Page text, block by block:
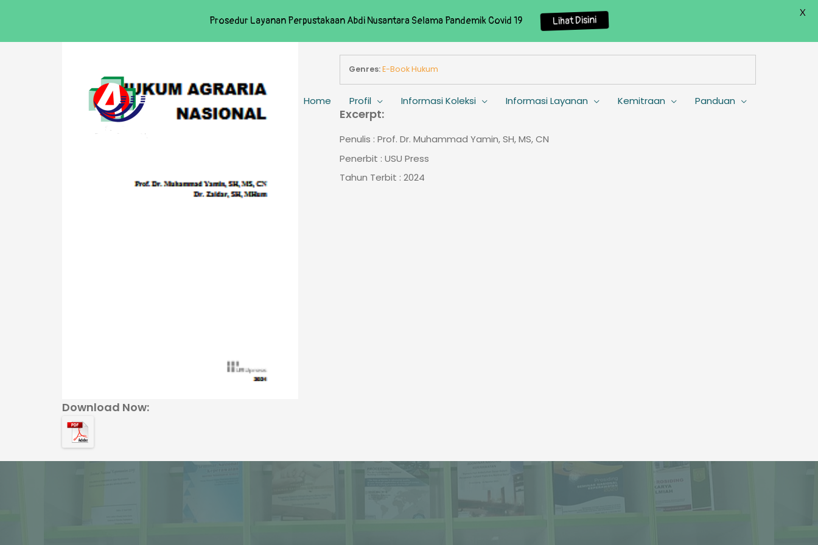
Home Profil Informasi Koleksi Informasi Layanan Kemitraan Panduan
Download Now:
Genres:E-Book Hukum
Excerpt:
Penulis : Prof. Dr. Muhammad Yamin, SH, MS, CN
Penerbit : USU Press
Tahun Terbit : 2024
Prosedur Layanan Perpustakaan Abdi Nusantara Selama Pandemik Covid 19 Lihat Disini
X